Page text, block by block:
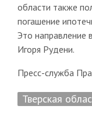
области также
погашение
Это направление
Игоря Рудени.
Пресс-служба
Тверская